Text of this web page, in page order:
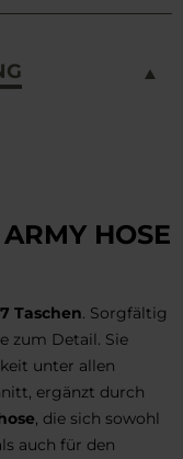
HOSE
7 Taschen. Sorgfältig
zum Detail. Sie
unter allen
ergänzt durch
, die sich sowohl
auch für den